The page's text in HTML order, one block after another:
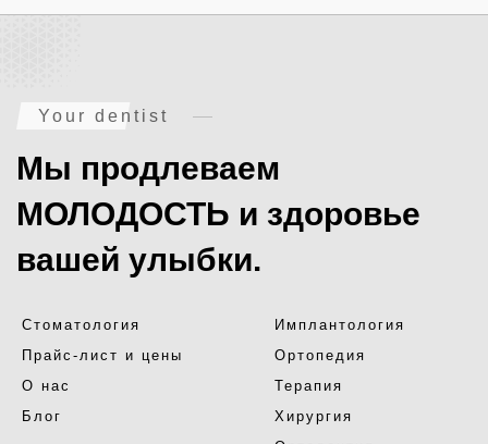
Your dentist
Мы продлеваем
МОЛОДОСТЬ и здоровье
вашей улыбки.
Стоматология
Прайс-лист и цены
О нас
Блог
Имплантология
Ортопедия
Терапия
Хирургия